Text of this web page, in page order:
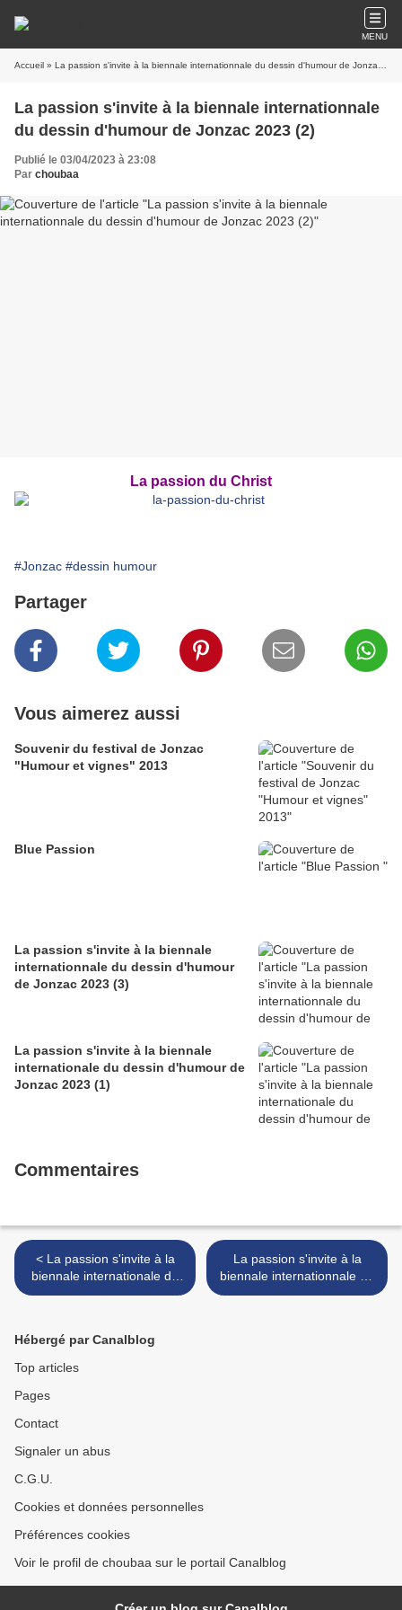
MENU
Accueil » La passion s'invite à la biennale internationnale du dessin d'humour de Jonzac 2023 (2)
La passion s'invite à la biennale internationnale
du dessin d'humour de Jonzac 2023 (2)
Publié le 03/04/2023 à 23:08
Par choubaa
La passion du Christ
#Jonzac #dessin humour
Partager
Vous aimerez aussi
Souvenir du festival de Jonzac
"Humour et vignes" 2013
Blue Passion
La passion s'invite à la biennale
internationnale du dessin d'humour
de Jonzac 2023 (3)
La passion s'invite à la biennale
internationale du dessin d'humour de
Jonzac 2023 (1)
Commentaires
< La passion s'invite à la
biennale internationale du
dessin d'humour de Jonzac
La passion s'invite à la
biennale internationnale du
dessin d'humour de Jonzac
Hébergé par Canalblog
Top articles
Pages
Contact
Signaler un abus
C.G.U.
Cookies et données personnelles
Préférences cookies
Voir le profil de choubaa sur le portail Canalblog